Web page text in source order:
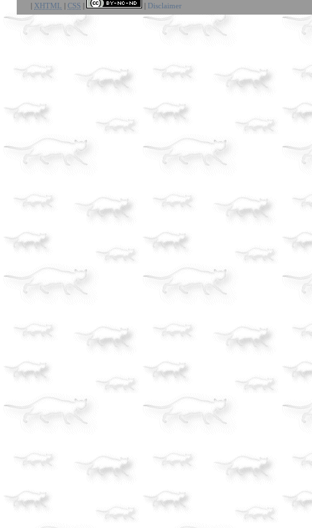
| XHTML | CSS | | Disclaimer